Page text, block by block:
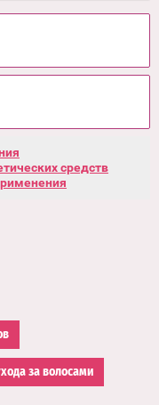
средств
за волосами